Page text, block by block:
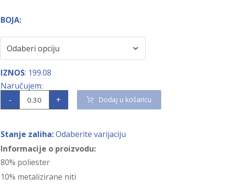
BOJA:
IZNOS: 199.08
- + Dodaj u košaricu
Stanje zaliha: Odaberite varijaciju
Informacije o proizvodu:
80% poliester
10% metalizirane niti